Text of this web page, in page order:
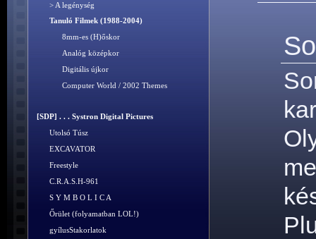
> A legénység
Tanuló Filmek (1988-2004)
8mm-es (H)őskor
Analóg középkor
Digitális újkor
Computer World / 2002 Themes
[SDP] . . . Systron Digital Pictures
Utolsó Túsz
EXCAVATOR
Freestyle
C.R.A.S.H-961
S Y M B O L I C A
Őrület (folyamatban LOL!)
gyílusStakorlatok